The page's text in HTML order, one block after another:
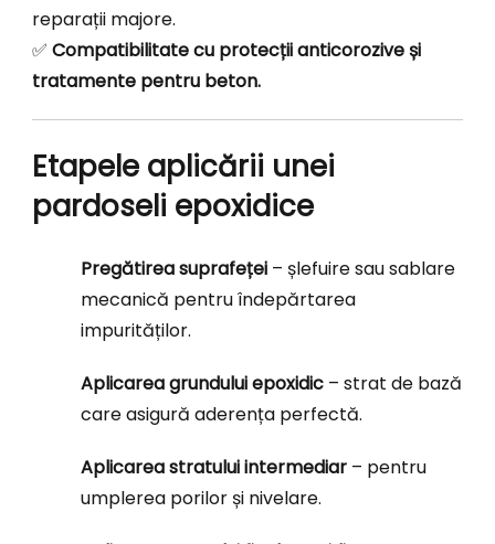
reparații majore.
✅ Compatibilitate cu protecții anticorozive și
tratamente pentru beton.
Etapele aplicării unei
pardoseli epoxidice
Pregătirea suprafeței – șlefuire sau sablare
mecanică pentru îndepărtarea
impurităților.
Aplicarea grundului epoxidic – strat de bază
care asigură aderența perfectă.
Aplicarea stratului intermediar – pentru
umplerea porilor și nivelare.